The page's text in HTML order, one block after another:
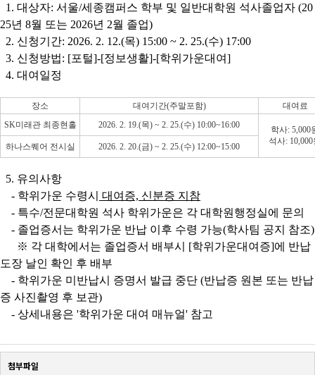
1. 대상자: 서울/세종캠퍼스 학부 및 일반대학원 석사졸업자 (20
25년 8월 또는 2026년 2월 졸업)
2. 신청기간: 2026. 2. 12.(목) 15:00 ~ 2. 25.(수) 17:00
3. 신청방법: [포털]-[정보생활]-[학위가운대여]
4. 대여일정
장소 대여기간(주말포함)
대여료
SK미래관 최종현홀
2026. 2. 19.(목) ~ 2. 25.(수) 10:00~16:00
학사: 5,000
석사: 10,000
하나스퀘어 전시실 2026. 2. 20.(금) ~ 2. 25.(수) 12:00~15:00
5. 유의사항
- 학위가운 수령시 대여증, 신분증 지참
- 특수/전문대학원 석사 학위가운은 각 대학원행정실에 문의
- 졸업증서는 학위가운 반납 이후 수령 가능(학사팀 공지 참조)
※ 각 대학에서는 졸업증서 배부시 [학위가운대여증]에 반납
도장 날인 확인 후 배부
- 학위가운 미반납시 증명서 발급 중단 (반납증 원본 또는 반납
증 사진촬영 후 보관)
- 상세내용은 '학위가운 대여 매뉴얼' 참고
첨부파일